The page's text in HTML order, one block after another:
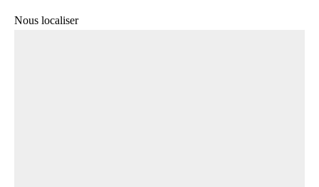
Nous localiser